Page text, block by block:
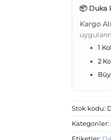
📦 Duka
Kargo
1
2
Stok kodu:
Kategoriler: